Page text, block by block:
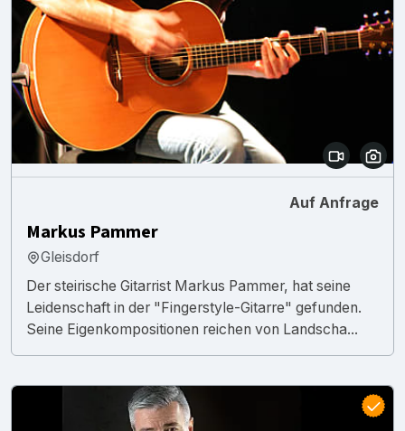
Auf Anfrage
Markus Pammer
Gleisdorf
Der steirische Gitarrist Markus Pammer, hat seine
Leidenschaft in der "Fingerstyle-Gitarre" gefunden.
Seine Eigenkompositionen reichen von Landscha...